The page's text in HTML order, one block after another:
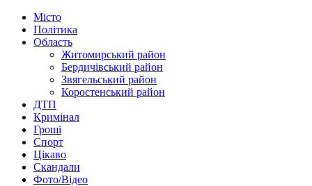
Місто
Політика
Область
Житомирський район
Бердичівський район
Звягельський район
Коростенський район
ДТП
Кримінал
Гроші
Спорт
Цікаво
Скандали
Фото/Відео